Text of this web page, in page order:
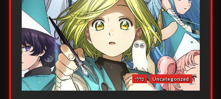
Uncategorized כללי